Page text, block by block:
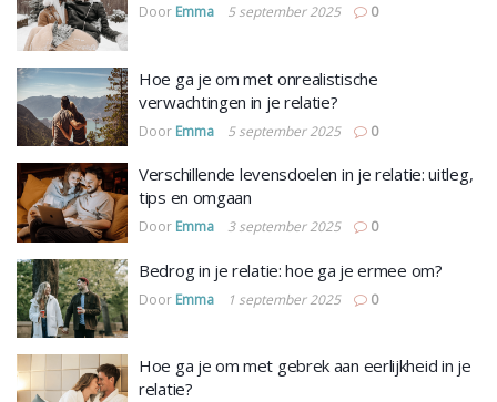
Door Emma 5 september 2025 0
Hoe ga je om met onrealistische
verwachtingen in je relatie?
Door Emma 5 september 2025 0
Verschillende levensdoelen in je relatie: uitleg,
tips en omgaan
Door Emma 3 september 2025 0
Bedrog in je relatie: hoe ga je ermee om?
Door Emma 1 september 2025 0
Hoe ga je om met gebrek aan eerlijkheid in je
relatie?